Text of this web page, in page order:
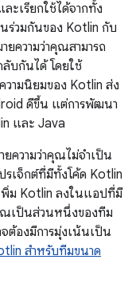
ะเรียกใช้ได้จากทั้ง
นร่วมกันของ Kotlin กับ
ความว่าคุณสามารถ
ลับกันได้ โดยใช้
วามนิยมของ Kotlin ส่ง
ดีขึ้น แต่การพัฒนา
และ Java
ความว่าคุณไม่จำเป็น
เจ็กต์ที่มีทั้งโค้ด Kotlin
พิ่ม Kotlin ลงในแอปที่มี
เป็นส่วนหนึ่งของทีม
ต้องมีการมุ่งเน้นเป็น
สำหรับทีมขนาด